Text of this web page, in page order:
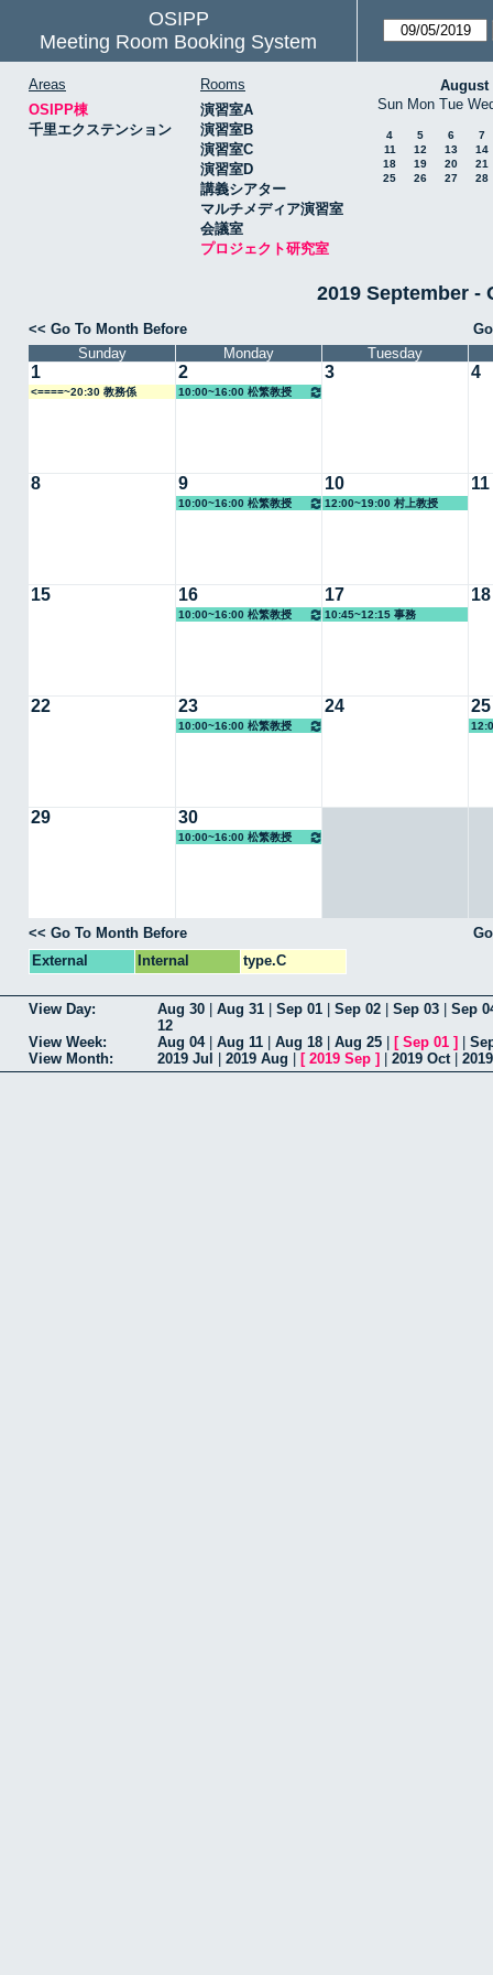
OSIPP
Meeting Room Booking System
Areas
OSIPP棟
千里エクステンション
Rooms
演習室A
演習室B
演習室C
演習室D
講義シアター
マルチメディア演習室
会議室
プロジェクト研究室
August
Sun Mon Tue
4 5 6
7
11
12 13
14
18
19 20
21
25
26 27 28
2019 September -
<< Go To Month Before
Sunday
Monday Tuesday
1
<====~20:30 教務係
2
10:00~16:00 松繁教授
3 4
8 9
10:00~16:00 松繁教授
10
12:00~19:00 村上教授
11
15 16
10:00~16:00 松繁教授
17
10:45~12:15 事務
18
22 23
10:00~16:00 松繁教授
24 25
29 30
10:00~16:00 松繁教授
<< Go To Month Before
External
Internal type.C
View Day: Aug 30 Aug 31 Sep 01 Sep 02 Sep 03
Sep
12
View Week:
Aug 04| Aug 11 Aug 18 Aug 25 [ Sep 01 ]
View Month:
2019 Jul 2019 Aug [ 2019 Sep ] 2019 Oct